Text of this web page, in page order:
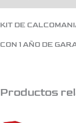
KIT DE
CON 1 AÑO DE
Productos